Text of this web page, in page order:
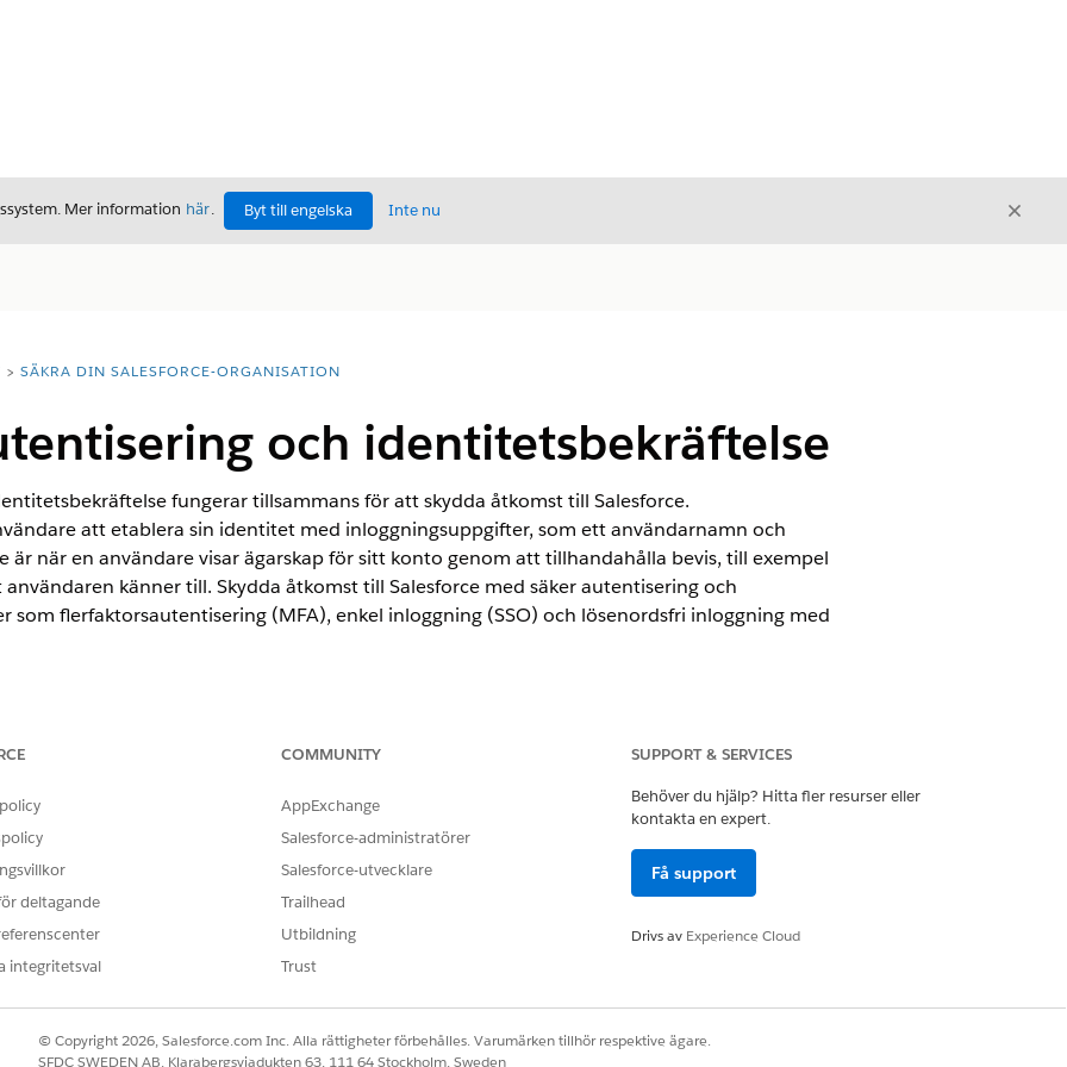
Mer information här. Byt till engelska Inte nu Stäng
SÄKRA DIN SALESFORCE-ORGANISATION
och identitetsbekräftelse
fungerar tillsammans för att skydda åtkomst till Salesforce.
att etablera sin identitet med inloggningsuppgifter, som ett användarnamn och
är när en användare visar ägarskap för sitt konto genom att tillhandahålla bevis, till exempel
känner till. Skydda åtkomst till Salesforce med säker autentisering och
som flerfaktorsautentisering (MFA), enkel inloggning (SSO) och lösenordsfri inloggning med
till Salesforce genom att säkerställa att användare är den de säger att de är. Förbättra säkerheten för
med funktioner som flerfaktorsautentisering (MFA), lösenordsfri inloggning med nycklar,
och Lightning Login. Använd enkel inloggning (SSO) för att låta användare logga in i Salesforce från en
användare tillhandahåller bevis, en så kallad verifieringsmetod, för att bekräfta att de är den sanna
bekräftar sin identitet för att få vissa åtkomstbehörigheter i Salesforce, som att logga in, aktivera en ny
Definiera hur och när användare bekräftar sin identitet.
deltagande
integritetsval
COMMUNITY
AppExchange
Salesforce-administratörer
Salesforce-utvecklare
Trailhead
Utbildning
Trust
SUPPORT & SERVICES
Behöver du hjälp? Hitta fler resurser eller
kontakta en expert.
Få support
Drivs av Experience Cloud
© Copyright 2026, Salesforce.com Inc. Alla rättigheter förbehålles. Varumärken tillhör respektive ägare.
SFDC SWEDEN AB, Klarabergsviadukten 63, 111 64 Stockholm, Sweden